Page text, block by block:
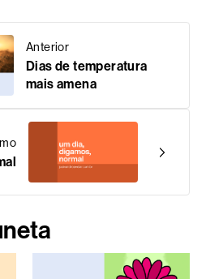
Anterior
Dias de temperatura
mais amena